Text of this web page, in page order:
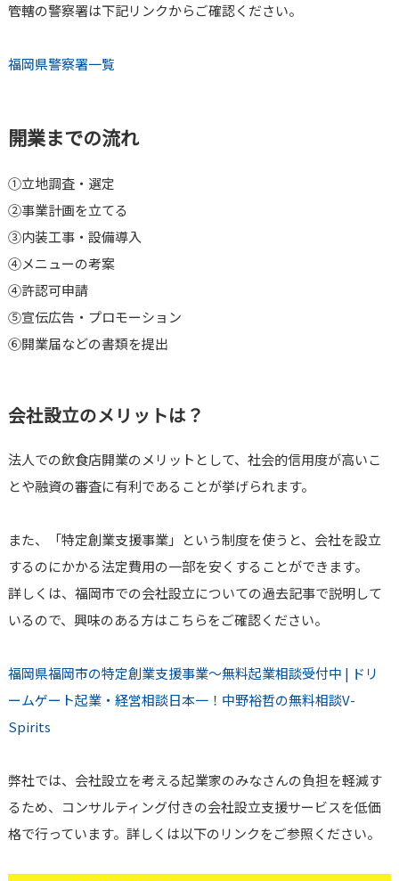
管轄の警察署は下記リンクからご確認ください。
福岡県警察署一覧
開業までの流れ
➀立地調査・選定
②事業計画を立てる
③内装工事・設備導入
④メニューの考案
④許認可申請
⑤宣伝広告・プロモーション
⑥開業届などの書類を提出
会社設立のメリットは？
法人での飲食店開業のメリットとして、社会的信用度が高いこ
とや融資の審査に有利であることが挙げられます。
また、「特定創業支援事業」という制度を使うと、会社を設立
するのにかかる法定費用の一部を安くすることができます。
詳しくは、福岡市での会社設立についての過去記事で説明して
いるので、興味のある方はこちらをご確認ください。
福岡県福岡市の特定創業支援事業～無料起業相談受付中 | ドリ
ームゲート起業・経営相談日本一！中野裕哲の無料相談V-
Spirits
弊社では、会社設立を考える起業家のみなさんの負担を軽減す
るため、コンサルティング付きの会社設立支援サービスを低価
格で行っています。詳しくは以下のリンクをご参照ください。